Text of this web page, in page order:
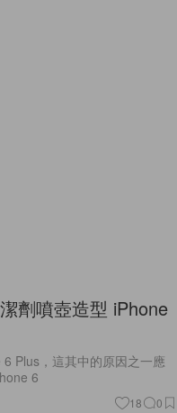
劑噴壺造型 iPhone
Plus，這其中的原因之一應
6
18 0